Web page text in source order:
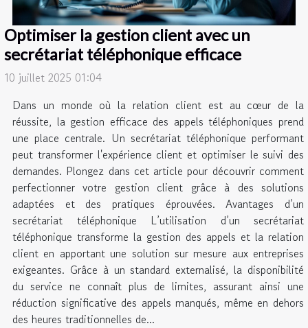
Optimiser la gestion client avec un
secrétariat téléphonique efficace
10 juillet 2025 01:04
Dans un monde où la relation client est au cœur de la
réussite, la gestion efficace des appels téléphoniques prend
une place centrale. Un secrétariat téléphonique performant
peut transformer l'expérience client et optimiser le suivi des
demandes. Plongez dans cet article pour découvrir comment
perfectionner votre gestion client grâce à des solutions
adaptées et des pratiques éprouvées. Avantages d’un
secrétariat téléphonique L’utilisation d’un secrétariat
téléphonique transforme la gestion des appels et la relation
client en apportant une solution sur mesure aux entreprises
exigeantes. Grâce à un standard externalisé, la disponibilité
du service ne connaît plus de limites, assurant ainsi une
réduction significative des appels manqués, même en dehors
des heures traditionnelles de...